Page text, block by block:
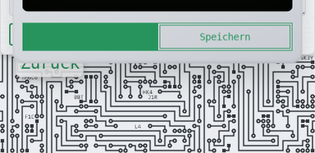
Zurück
Speichern